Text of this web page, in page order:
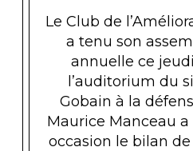
Le Club de
a tenu son
annuelle ce
l’auditorium du
Gobain à la
Maurice Manceau
occasion le bilan